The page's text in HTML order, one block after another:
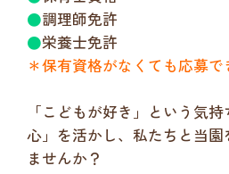
●調理師免許
●栄養士免許
＊保有資格がなくても応募で
「こどもが好き」という気
心」を活かし、私たちと当園
ませんか？